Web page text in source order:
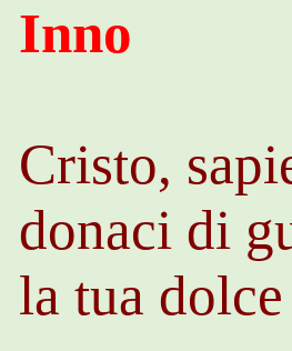
Inno
Cristo,
donaci di
la tua